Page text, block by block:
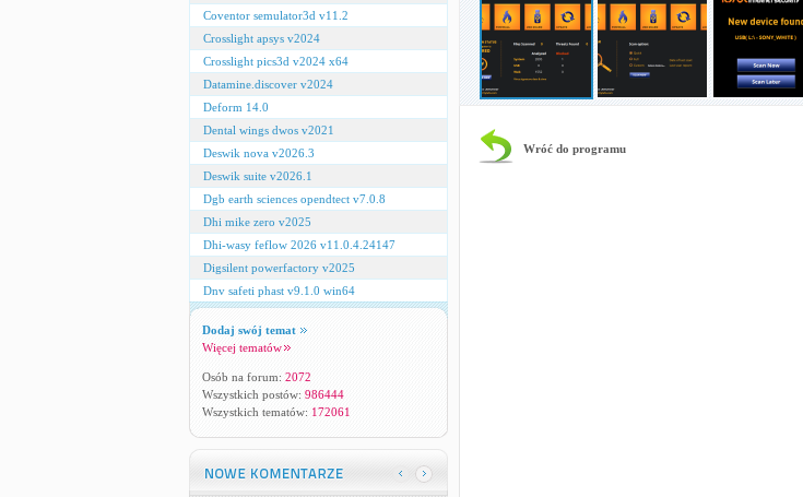
Coventor semulator3d v11.2
Crosslight apsys v2024
Crosslight pics3d v2024 x64
Datamine.discover v2024
Deform 14.0
Dental wings dwos v2021
Deswik nova v2026.3
Deswik suite v2026.1
Dgb earth sciences opendtect v7.0.8
Dhi mike zero v2025
Dhi-wasy feflow 2026 v11.0.4.24147
Digsilent powerfactory v2025
Dnv safeti phast v9.1.0 win64
Dodaj swój temat
Więcej tematów
Osób na forum: 2072
Wszystkich postów: 986444
Wszystkich tematów: 172061
Wróć do programu